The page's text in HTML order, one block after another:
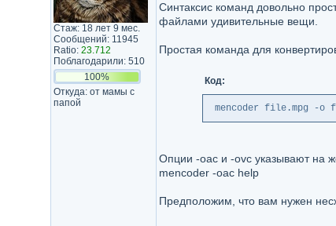
Стаж: 18 лет 9 мес.
Сообщений: 11945
Ratio: 23.712
Поблагодарили: 510
100%
Откуда: от мамы с
папой
Синтаксис команд довольно
файлами удивительные вещи.
Простая команда для
Код:
mencoder file.mpg -
Опции -oac и -ovc указывают на
mencoder -oac help
Предположим, что вам нужен